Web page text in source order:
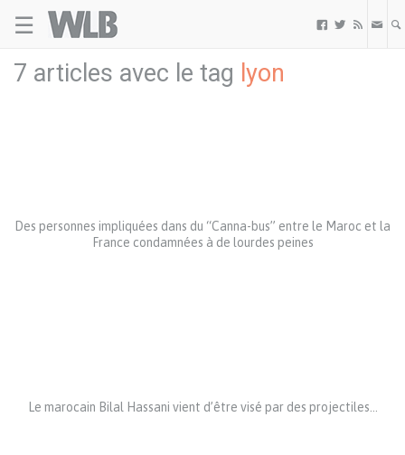
☰   
7 articles avec le tag lyon
Des personnes impliquées dans du “Canna-bus” entre le Maroc et la
France condamnées à de lourdes peines
Le marocain Bilal Hassani vient d’être visé par des projectiles…